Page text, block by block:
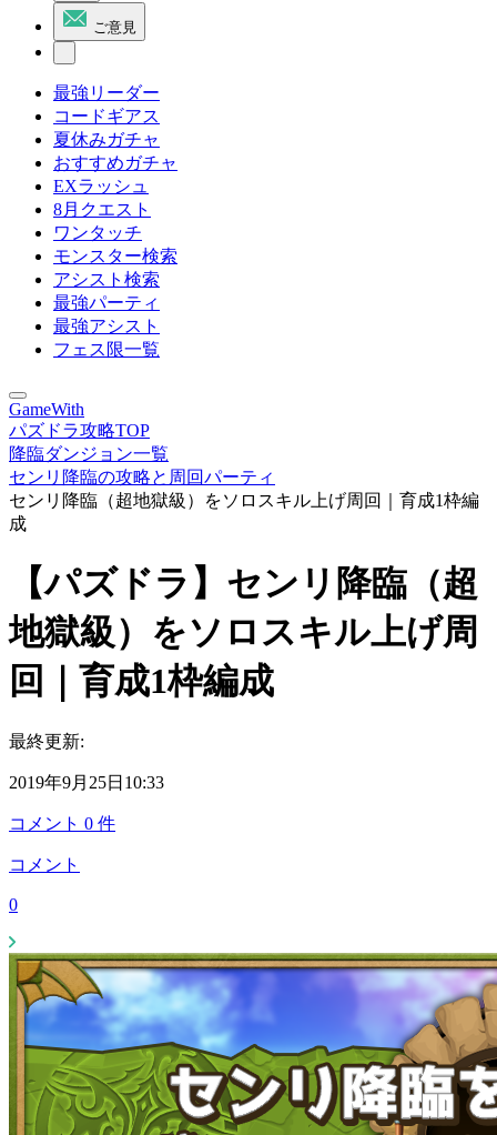
ご意見
最強リーダー
コードギアス
夏休みガチャ
おすすめガチャ
EXラッシュ
8月クエスト
ワンタッチ
モンスター検索
アシスト検索
最強パーティ
最強アシスト
フェス限一覧
GameWith
パズドラ攻略TOP
降臨ダンジョン一覧
センリ降臨の攻略と周回パーティ
センリ降臨（超地獄級）をソロスキル上げ周回｜育成1枠編
成
【パズドラ】センリ降臨（超
地獄級）をソロスキル上げ周
回｜育成1枠編成
最終更新:
2019年9月25日10:33
コメント 0 件
コメント
0